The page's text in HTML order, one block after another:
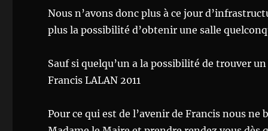
Nous n’avons donc plus à ce jour
plus la possibilité d’obtenir une salle
Sauf si quelqu’un a la possibilité de trouver
Francis LALAN 2011
Pour ce qui est de l’avenir de Francis nous